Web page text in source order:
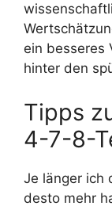
ein besseres
hinter den
Tipps
4-7-8-
Je länger ich
desto mehr